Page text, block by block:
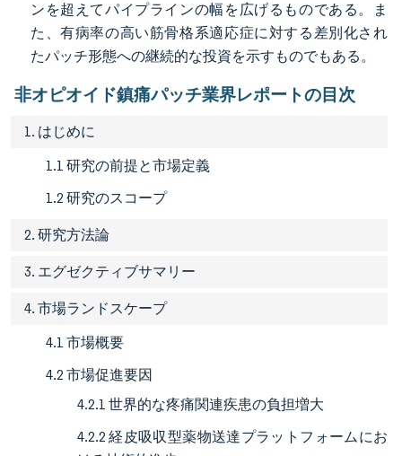
ンを超えてパイプラインの幅を広げるものである。ま
た、有病率の高い筋骨格系適応症に対する差別化され
たパッチ形態への継続的な投資を示すものでもある。
非オピオイド鎮痛パッチ業界レポートの目次
1. はじめに
1.1 研究の前提と市場定義
1.2 研究のスコープ
2. 研究方法論
3. エグゼクティブサマリー
4. 市場ランドスケープ
4.1 市場概要
4.2 市場促進要因
4.2.1 世界的な疼痛関連疾患の負担増大
4.2.2 経皮吸収型薬物送達プラットフォームにお